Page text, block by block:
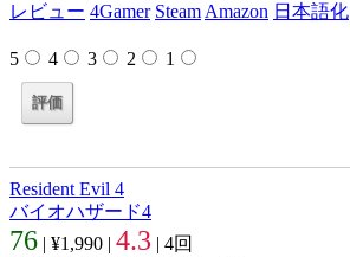
レビュー 4Gamer Steam Amazon 日本語化
5 4 3 2 1
Resident Evil 4
バイオハザード4
76 | ¥1,990 | 4.3 | 4回